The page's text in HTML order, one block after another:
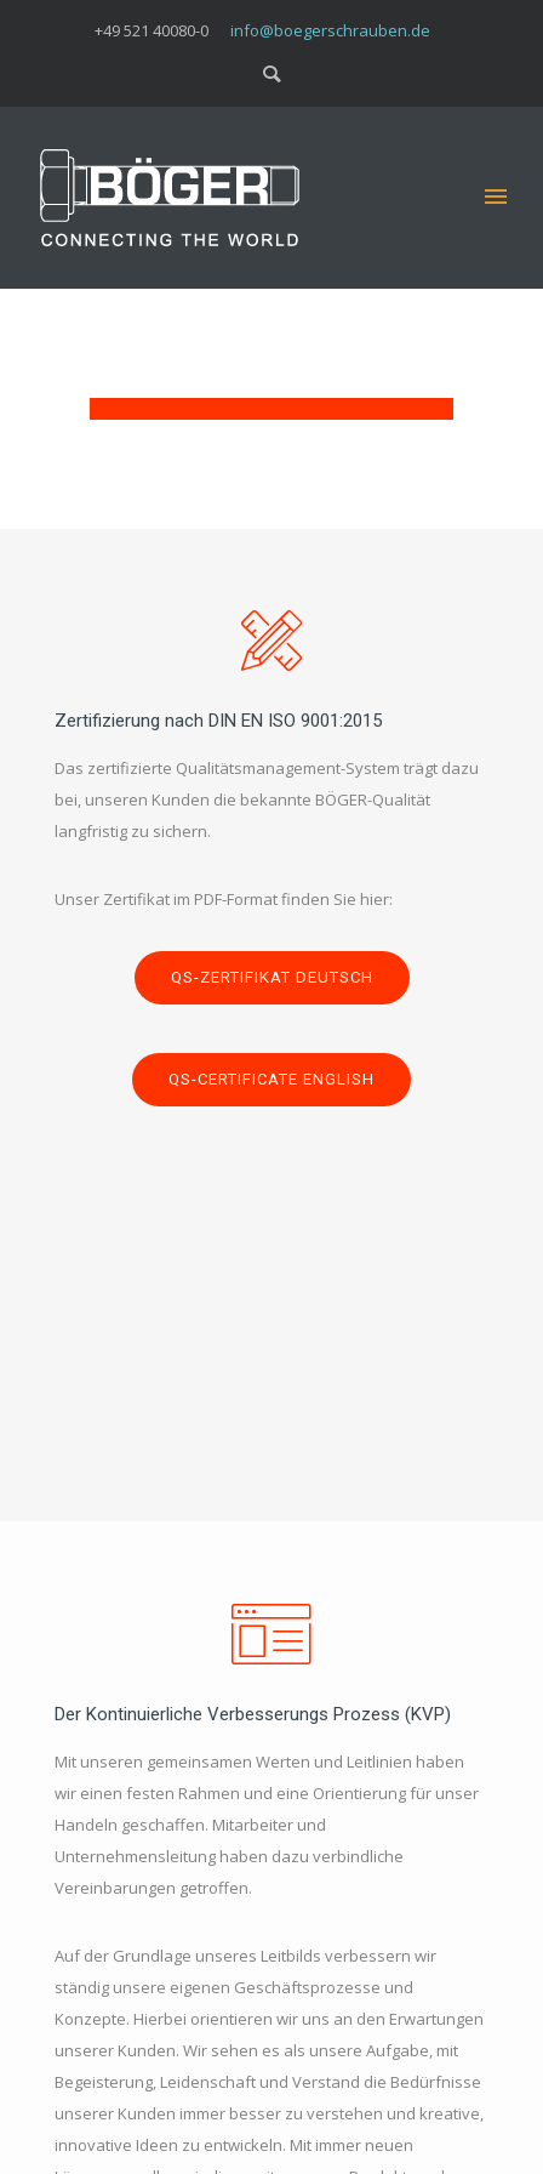
+49 521 40080-0 info@boegerschrauben.de
Zertifizierung nach DIN EN ISO 9001:2015
Das zertifizierte Qualitätsmanagement-System trägt dazu
bei, unseren Kunden die bekannte BÖGER-Qualität
langfristig zu sichern.
Unser Zertifikat im PDF-Format finden Sie hier:
QS-ZERTIFIKAT DEUTSCH
QS-CERTIFICATE ENGLISH
Der Kontinuierliche Verbesserungs Prozess (KVP)
Mit unseren gemeinsamen Werten und Leitlinien haben
wir einen festen Rahmen und eine Orientierung für unser
Handeln geschaffen. Mitarbeiter und
Unternehmensleitung haben dazu verbindliche
Vereinbarungen getroffen.
Auf der Grundlage unseres Leitbilds verbessern wir
ständig unsere eigenen Geschäftsprozesse und
Konzepte. Hierbei orientieren wir uns an den Erwartungen
unserer Kunden. Wir sehen es als unsere Aufgabe, mit
Begeisterung, Leidenschaft und Verstand die Bedürfnisse
unserer Kunden immer besser zu verstehen und kreative,
innovative Ideen zu entwickeln. Mit immer neuen